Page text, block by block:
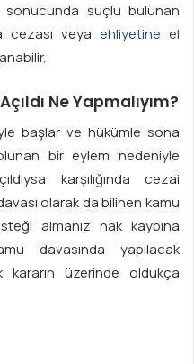
sonucunda suçlu bulunan
cezası veya ehliyetine el
Ne Yapmalıyım?
başlar ve hükümle sona
bir eylem nedeniyle
karşılığında cezai
olarak da bilinen kamu
almanız hak kaybına
davasında yapılacak
kararın üzerinde oldukça